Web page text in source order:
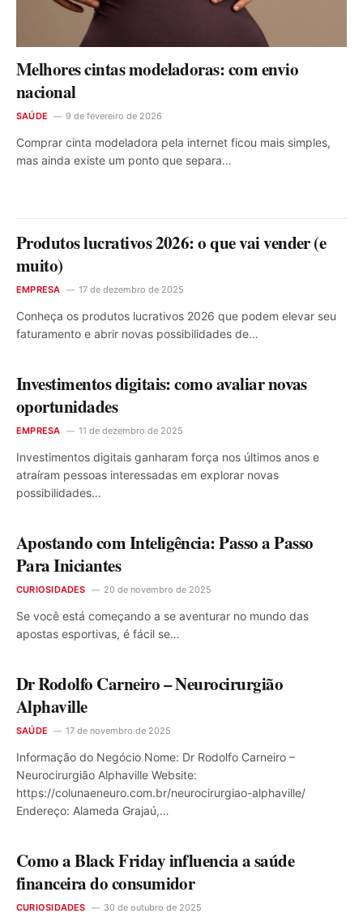
Melhores cintas modeladoras: com envio
nacional
SAÚDE 9 de fevereiro de 2026
Comprar cinta modeladora pela internet ficou mais simples,
mas ainda existe um ponto que separa…
Produtos lucrativos 2026: o que vai vender (e
muito)
EMPRESA 17 de dezembro de 2025
Conheça os produtos lucrativos 2026 que podem elevar seu
faturamento e abrir novas possibilidades de…
Investimentos digitais: como avaliar novas
oportunidades
EMPRESA 11 de dezembro de 2025
Investimentos digitais ganharam força nos últimos anos e
atraíram pessoas interessadas em explorar novas
possibilidades…
Apostando com Inteligência: Passo a Passo
Para Iniciantes
CURIOSIDADES 20 de novembro de 2025
Se você está começando a se aventurar no mundo das
apostas esportivas, é fácil se…
Dr Rodolfo Carneiro – Neurocirurgião
Alphaville
SAÚDE 17 de novembro de 2025
Informação do Negócio Nome: Dr Rodolfo Carneiro –
Neurocirurgião Alphaville Website:
https://colunaeneuro.com.br/neurocirurgiao-alphaville/
Endereço: Alameda Grajaú,…
Como a Black Friday influencia a saúde
financeira do consumidor
CURIOSIDADES 30 de outubro de 2025